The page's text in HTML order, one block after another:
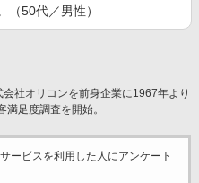
（50代／男性）
社オリコンを前身企業に1967年より
足度調査を開始。
ービスを利用した 人にアンケート